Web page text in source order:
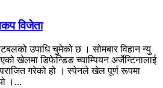
विजेता
उपाधि चुमेको छ । सोमबार विहान न्यु
खेलमा डिफेन्डिङ च्याम्पियन अर्जेन्टिनालाई
गरेको हो । स्पेनले खेल पूर्ण रूपमा
।...